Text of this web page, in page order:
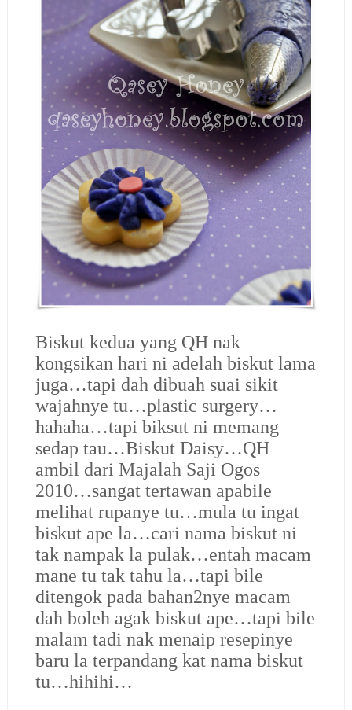
Biskut kedua yang QH nak
kongsikan hari ni adelah biskut lama
juga…tapi dah dibuah suai sikit
wajahnye tu…plastic surgery…
hahaha…tapi biksut ni memang
sedap tau…Biskut Daisy…QH
ambil dari Majalah Saji Ogos
2010…sangat tertawan apabile
melihat rupanye tu…mula tu ingat
biskut ape la…cari nama biskut ni
tak nampak la pulak…entah macam
mane tu tak tahu la…tapi bile
ditengok pada bahan2nye macam
dah boleh agak biskut ape…tapi bile
malam tadi nak menaip resepinye
baru la terpandang kat nama biskut
tu…hihihi…